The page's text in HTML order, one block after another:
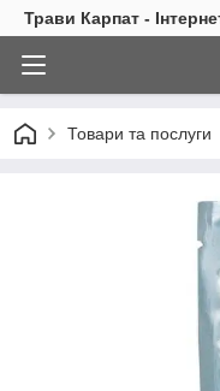
Трави Карпат -
Товари та послуги